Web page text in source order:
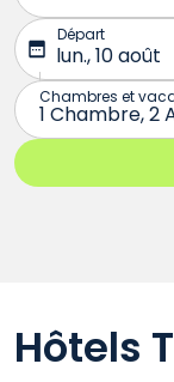
Hôtels